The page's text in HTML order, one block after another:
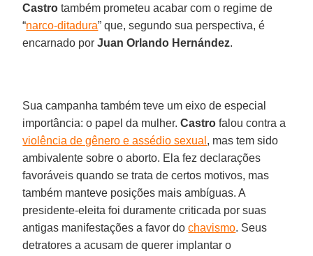
Castro também prometeu acabar com o regime de
“narco-ditadura” que, segundo sua perspectiva, é
encarnado porJuan Orlando Hernández.
Sua campanha também teve um eixo de especial
importância: o papel da mulher.Castro falou contra a
violência de gênero e assédio sexual , mas tem sido
ambivalente sobre o aborto. Ela fez declarações
favoráveis quando se trata de certos motivos, mas
também manteve posições mais ambíguas. A
presidente-eleita foi duramente criticada por suas
antigas manifestações a favor dochavismo. Seus
detratores a acusam de querer implantar o